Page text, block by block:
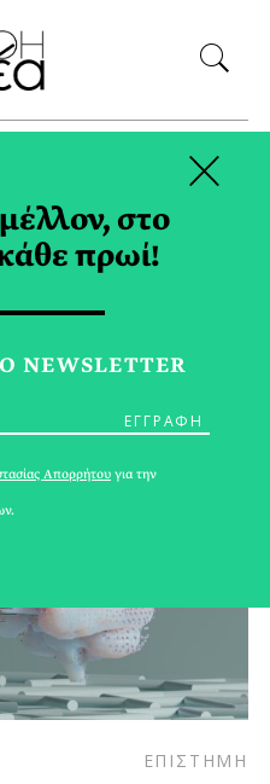
ΕΠΙΣΤΗΜΗ
στο
πρωί!
NEWSLETTER
Απορρήτου για την
×